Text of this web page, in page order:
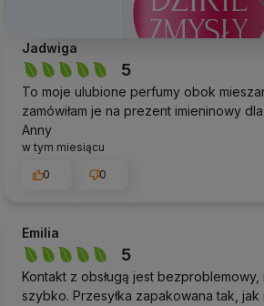
Jadwiga
5
To moje ulubione perfumy obok
zamówiłam je na prezent imieninowy
Anny
w tym miesiącu
0
0
Emilia
5
Kontakt z obsługą jest
szybko. Przesyłka zapakowana tak, jak